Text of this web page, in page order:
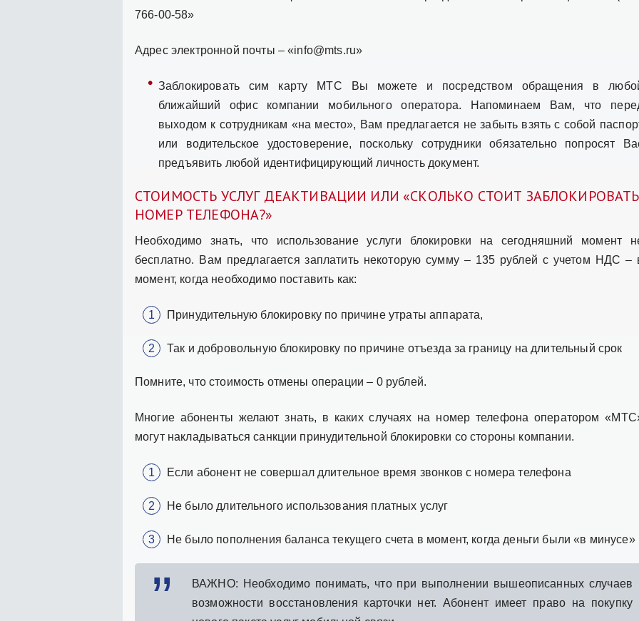
766-00-58»
Адрес электронной почты – «info@mts.ru»
Заблокировать сим карту МТС Вы можете и посредством обращения в
ближайший офис компании мобильного оператора. Напоминаем Вам, что
выходом к сотрудникам «на место», Вам предлагается не забыть взять с собой
или водительское удостоверение, поскольку сотрудники обязательно попросят
предъявить любой идентифицирующий личность документ.
СТОИМОСТЬ УСЛУГ ДЕАКТИВАЦИИ ИЛИ «СКОЛЬКО СТОИТ ЗАБЛОКИРОВАТЬ
НОМЕР ТЕЛЕФОНА?»
Необходимо знать, что использование услуги блокировки на сегодняшний момент
бесплатно. Вам предлагается заплатить некоторую сумму – 135 рублей с учетом НДС –
момент, когда необходимо поставить как:
Принудительную блокировку по причине утраты аппарата,
Так и добровольную блокировку по причине отъезда за границу на длительный срок
Помните, что стоимость отмены операции – 0 рублей.
Многие абоненты желают знать, в каких случаях на номер телефона оператором
могут накладываться санкции принудительной блокировки со стороны компании.
Если абонент не совершал длительное время звонков с номера телефона
Не было длительного использования платных услуг
Не было пополнения баланса текущего счета в момент, когда деньги были «в минусе»
ВАЖНО: Необходимо понимать, что при выполнении вышеописанных случаев
возможности восстановления карточки нет. Абонент имеет право на покупку